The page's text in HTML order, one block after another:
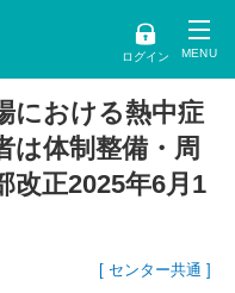
ログイン
における熱中症
は体制整備・周
改正2025年6月1
[ センター共通 ]